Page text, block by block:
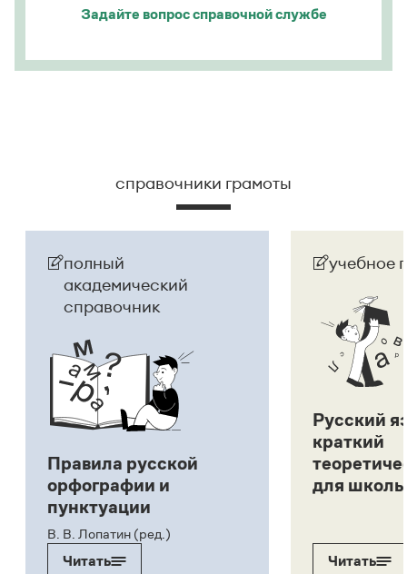
Задайте вопроссправочной службе
справочники грамоты
полный
академический
справочник
Правила русской
орфографии и
пунктуации
В. В. Лопатин (ред.)
Читать
учебное
Русский
краткий
для
Читать